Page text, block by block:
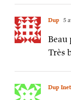
Dup 5
Beau
Très
Dup